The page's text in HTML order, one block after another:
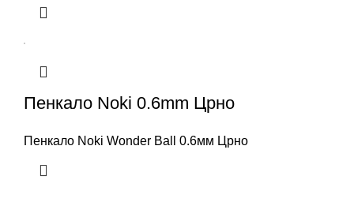
Пенкало Noki 0.6mm Црно
Пенкало Noki Wonder Ball 0.6мм Црно